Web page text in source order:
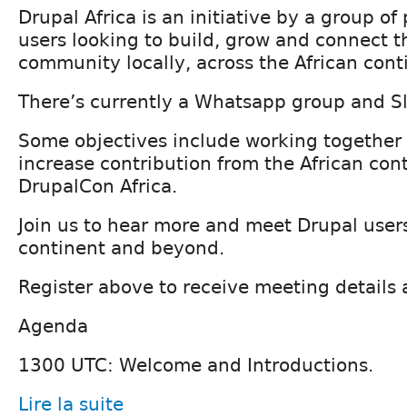
Drupal Africa is an initiative by a group of
users looking to build, grow and connect
community locally, across the African
There’s currently a Whatsapp group and
Some objectives include working
increase contribution from the African
DrupalCon Africa.
Join us to hear more and meet Drupal
continent and beyond.
Register above to receive meeting details
Agenda
1300 UTC: Welcome and Introductions.
Lire la suite